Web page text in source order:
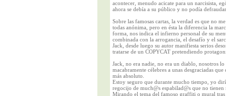
acontecer, menudo acicate para un narcisista,
ahora se debía a su público y no podía
Sobre las famosas cartas, la verdad es que no
todas anónima, pero en ésta la diferencia la
forma, nos indica el infierno personal de su
combinada con la arrogancia, el desafío y el
Jack, desde luego su autor manifiesta serios
tratarse de un COPYCAT pretendiendo
Jack, no era nadie, no era un diablo, nosotros
macabramente célebres a unas desgraciadas
más absoluto.
Estoy seguro que durante mucho tiempo, yo
regocijo de much@s espabilad@s que no
Mirando el tema del famoso graffiti o mural tras